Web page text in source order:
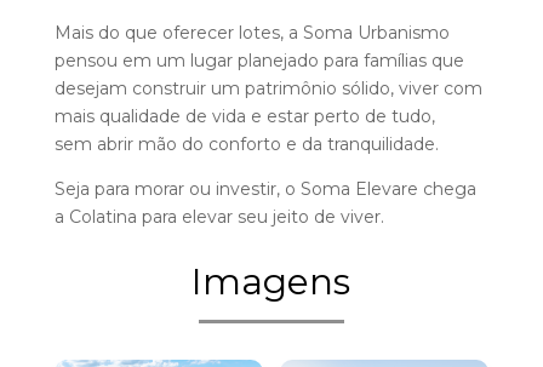
Mais do que oferecer lotes, a Soma Urbanismo
pensou em um lugar planejado para famílias que
desejam construir um patrimônio sólido, viver com
mais qualidade de vida e estar perto de tudo,
sem abrir mão do conforto e da tranquilidade.
Seja para morar ou investir, o Soma Elevare chega
a Colatina para elevar seu jeito de viver.
Imagens